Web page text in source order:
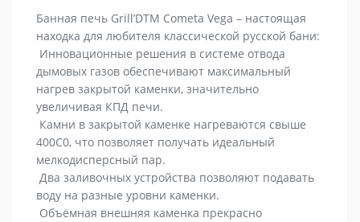
Банная печь Grill’DTM Cometa Vega – настоящая
находка для любителя классической русской бани:
Инновационные решения в системе отвода
дымовых газов обеспечивают максимальный
нагрев закрытой каменки, значительно
увеличивая КПД печи.
Камни в закрытой каменке нагреваются свыше
400C0, что позволяет получать идеальный
мелкодисперсный пар.
Два заливочных устройства позволяют подавать
воду на разные уровни каменки.
Объёмная внешняя каменка прекрасно